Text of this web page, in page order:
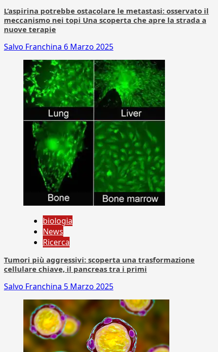
L’aspirina potrebbe ostacolare le metastasi: osservato il
meccanismo nei topi Una scoperta che apre la strada a
nuove terapie
Salvo Franchina 6 Marzo 2025
biologia
News
Ricerca
Tumori più aggressivi: scoperta una trasformazione
cellulare chiave, il pancreas tra i primi
Salvo Franchina 5 Marzo 2025